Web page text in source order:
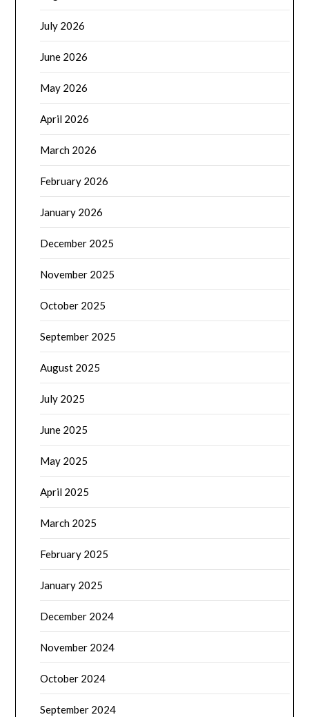
July 2026
June 2026
May 2026
April 2026
March 2026
February 2026
January 2026
December 2025
November 2025
October 2025
September 2025
August 2025
July 2025
June 2025
May 2025
April 2025
March 2025
February 2025
January 2025
December 2024
November 2024
October 2024
September 2024